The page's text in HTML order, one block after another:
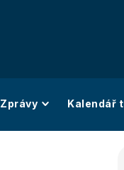
Zprávy Kalendář